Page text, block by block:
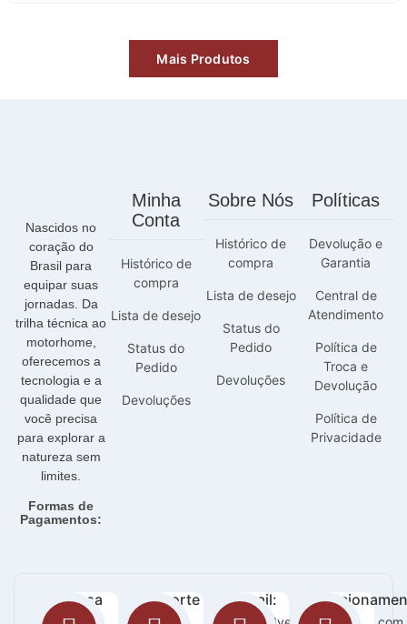
Mais Produtos
Nascidos no
coração do
Brasil para
equipar suas
jornadas. Da
trilha técnica ao
motorhome,
oferecemos a
tecnologia e a
qualidade que
você precisa
para explorar a
natureza sem
limites.
Formas de
Pagamentos:
Minha
Conta
Histórico de
compra
Lista de desejo
Status do
Pedido
Devoluções
Sobre Nós
Histórico de
compra
Lista de desejo
Status do
Pedido
Devoluções
Políticas
Devolução e
Garantia
Central de
Atendimento
Política de
Troca e
Devolução
Política de
Privacidade
Nossa
loja:
Suporte
:
E-mail: